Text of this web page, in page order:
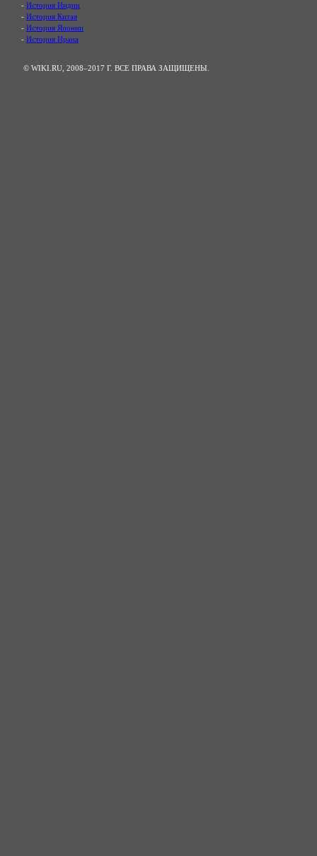
- История Индии
- История Китая
- История Японии
- История Ирана
© WIKI.RU, 2008–2017 Г. ВСЕ ПРАВА ЗАЩИЩЕНЫ.